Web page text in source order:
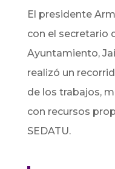
El presidente
con el secretario
Ayuntamiento,
realizó un
de los trabajos,
con recursos
SEDATU.